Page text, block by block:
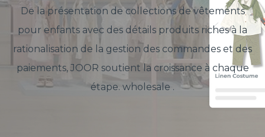
De la présentation de collections de vêtements
pour enfants avec des détails produits riches à la
rationalisation de la gestion des commandes et des
paiements, JOOR soutient la croissance à chaque
étape. wholesale .